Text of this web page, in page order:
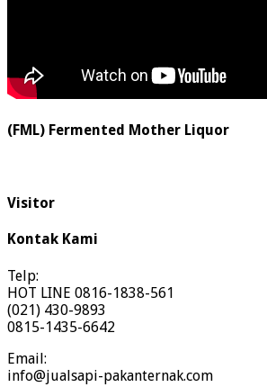
(FML) Fermented Mother Liquor
Visitor
Kontak Kami
Telp:
HOT LINE 0816-1838-561
(021) 430-9893
0815-1435-6642
Email:
info@jualsapi-pakanternak.com